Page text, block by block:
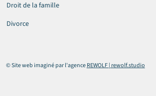
© Site web imaginé par l'agenceREWOLF | rewolf.studio
Droit de la famille
Divorce